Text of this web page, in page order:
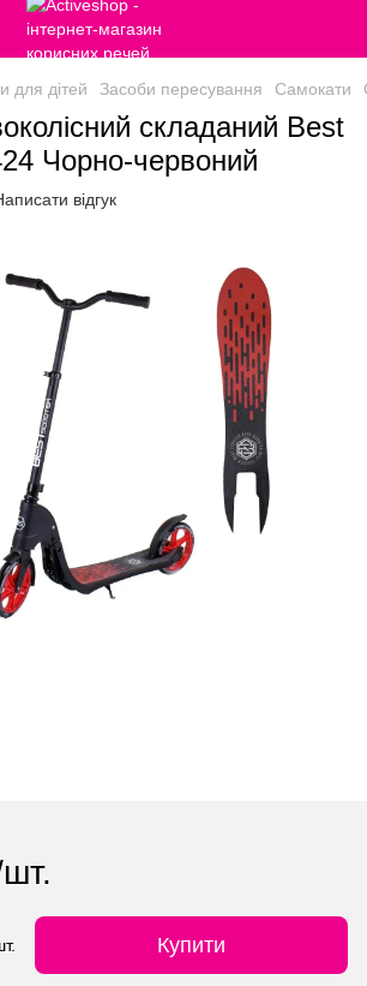
для дітей Засоби пересування Самокати
складаний Best
Чорно-червоний
відгук
Купити